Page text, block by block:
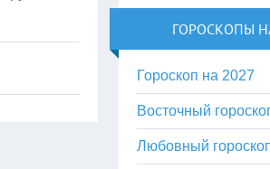
ГОРОСКОПЫ
Гороскоп на 2027
Восточный
Любовный